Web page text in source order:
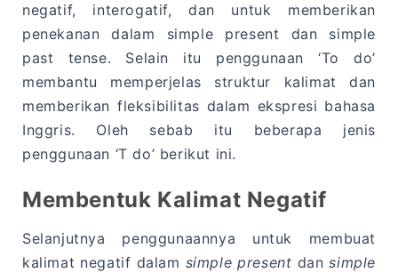
negatif, interogatif, dan untuk memberikan
penekanan dalam simple present dan simple
past tense. Selain itu penggunaan ‘To do’
membantu memperjelas struktur kalimat dan
memberikan fleksibilitas dalam ekspresi bahasa
Inggris. Oleh sebab itu beberapa jenis
penggunaan ‘T do’ berikut ini.
Membentuk Kalimat Negatif
Selanjutnya penggunaannya untuk membuat
kalimat negatif dalam simple present dansimple